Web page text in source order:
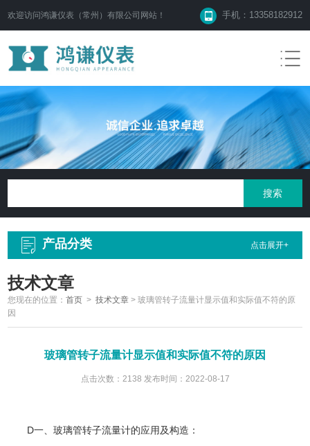
欢迎访问鸿谦仪表（常州）有限公司网站！ 手机：13358182912
产品分类 点击展开+
技术文章
您现在的位置：首页 >技术文章 >玻璃管转子流量计显示值和实际值不符的原
因
玻璃管转子流量计显示值和实际值不符的原因
点击次数：2138 发布时间：2022-08-17
D一、玻璃管转子流量计的应用及构造：